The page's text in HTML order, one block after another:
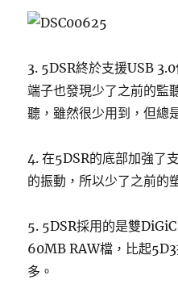
3. 5DSR終於支援USB
端子也發現少了之前的監
聽，雖然很少用到，但總
4. 在5DSR的底部加強了
的振動，所以少了之前的
5. 5DSR採用的是雙
60MB RAW檔，比起
多。